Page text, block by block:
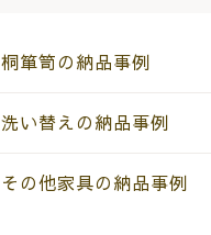
桐箪笥の納品事例
洗い替えの納品事例
その他家具の納品事例